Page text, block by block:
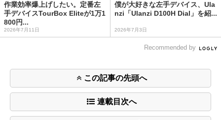
作業効率爆上げしたい。定番左
手デバイスTourBox Eliteが1万1
800円...
2026年7月11日
僕が大好きな左手デバイス、Ula
nzi「Ulanzi D100H Dial」を紹...
2026年7月3日
Recommended by
この記事の先頭へ
連載目次へ